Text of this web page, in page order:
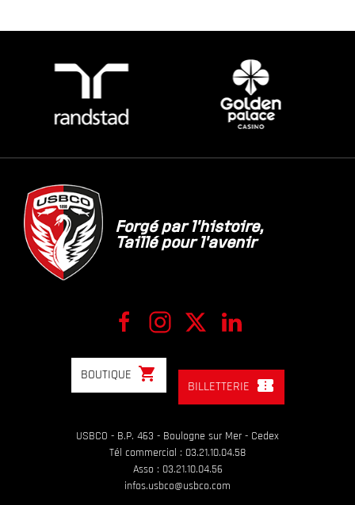
Forgé par l'histoire,
Taillé pour l'avenir
BOUTIQUE shopping_cart
BILLETTERIE confirmation_number
USBCO - B.P. 463 - Boulogne sur Mer - Cedex
Tél commercial : 03.21.10.04.58
Asso : 03.21.10.04.56
infos.usbco@usbco.com